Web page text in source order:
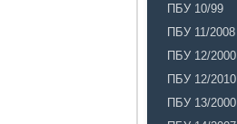
ПБУ 10/99
ПБУ 11/2008
ПБУ 12/2000
ПБУ 12/2010
ПБУ 13/2000